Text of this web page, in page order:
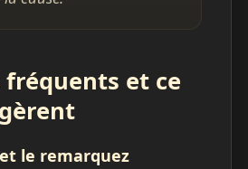
fréquents et ce
le remarquez